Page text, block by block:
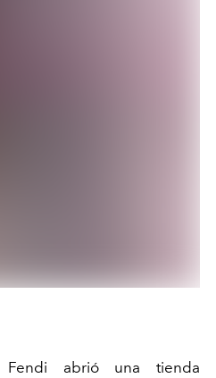
Fendi abrió una tienda